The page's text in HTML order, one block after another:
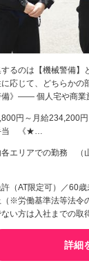
るのは【機械警備】
に応じて、どちらか
備》―― 個人宅や商業
円～月給234,200
当 《★…
各エリアでの勤務 （
（AT限定可）／60
（※労働基準法等法令
い方は入社までの取
詳細